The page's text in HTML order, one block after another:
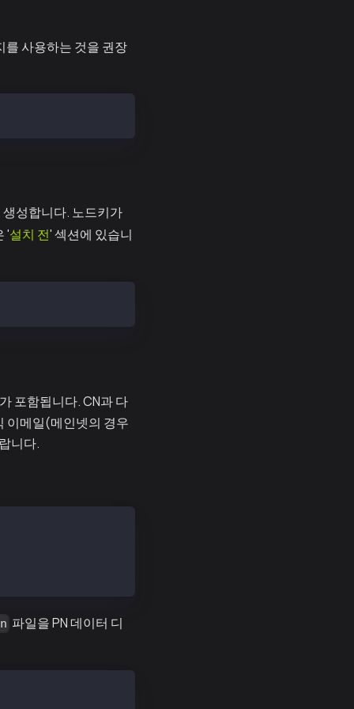
를 사용하는 것을 권장
생성합니다. 노드키가
'설치 전' 섹션에 있습니
포함됩니다. CN과 다
이메일(메인넷의 경우
니다.
파일을 PN 데이터 디